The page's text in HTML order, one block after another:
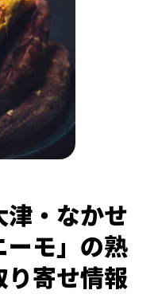
・なかせ
ーモ」の熟
寄せ情報